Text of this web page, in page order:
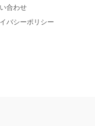
合わせ
バシーポリシー